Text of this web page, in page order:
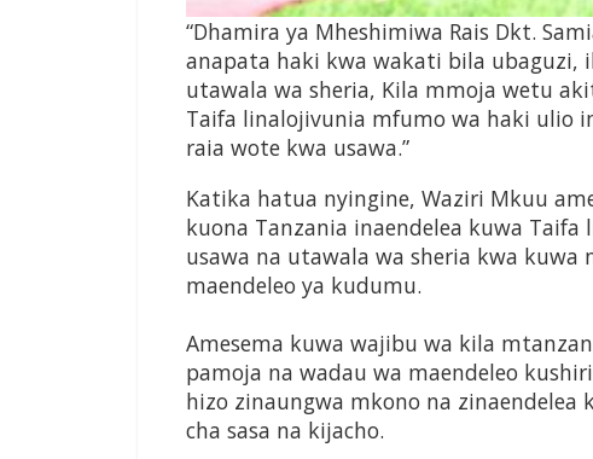
“Dhamira ya Mheshimiwa Rais Dkt.
anapata haki kwa wakati bila ubaguzi,
utawala wa sheria, Kila mmoja wetu
Taifa linalojivunia mfumo wa haki ulio
raia wote kwa usawa.”
Katika hatua nyingine, Waziri Mkuu
kuona Tanzania inaendelea kuwa
usawa na utawala wa sheria kwa
maendeleo ya kudumu.
Amesema kuwa wajibu wa kila
pamoja na wadau wa maendeleo
hizo zinaungwa mkono na
cha sasa na kijacho.